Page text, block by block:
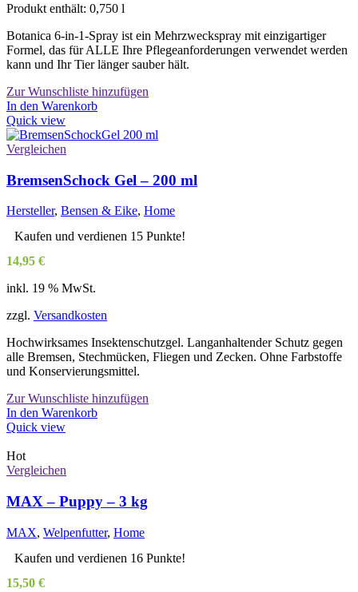
Produkt enthält: 0,750 l
Botanica 6-in-1-Spray ist ein Mehrzweckspray mit einzigartiger
Formel, das für ALLE Ihre Pflegeanforderungen verwendet werden
kann und Ihr Tier länger sauber hält.
Zur Wunschliste hinzufügen
In den Warenkorb
Quick view
Vergleichen
BremsenSchock Gel – 200 ml
Hersteller, Bensen & Eike, Home
Kaufen und verdienen 15 Punkte!
14,95 €
inkl. 19 % MwSt.
zzgl. Versandkosten
Hochwirksames Insektenschutzgel. Langanhaltender Schutz gegen
alle Bremsen, Stechmücken, Fliegen und Zecken. Ohne Farbstoffe
und Konservierungsmittel.
Zur Wunschliste hinzufügen
In den Warenkorb
Quick view
Hot
Vergleichen
MAX – Puppy – 3 kg
MAX, Welpenfutter, Home
Kaufen und verdienen 16 Punkte!
15,50 €